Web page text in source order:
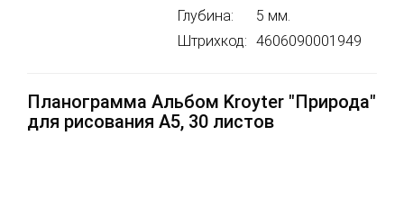
Глубина:
5 мм.
Штрихкод: 4606090001949
Планограмма Альбом Kroyter "Природа"
для рисования А5, 30 листов